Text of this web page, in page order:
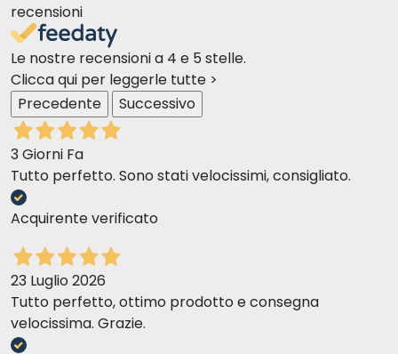
recensioni
Le nostre recensioni a 4 e 5 stelle.
Clicca qui per leggerle tutte >
Precedente
Successivo
3 Giorni Fa
Tutto perfetto. Sono stati velocissimi, consigliato.
Acquirente verificato
23 Luglio 2026
Tutto perfetto, ottimo prodotto e consegna
velocissima. Grazie.